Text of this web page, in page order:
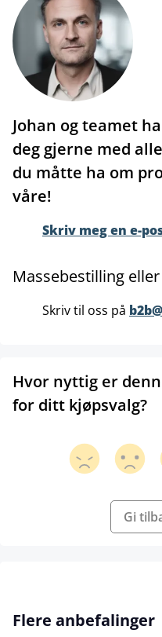
Johan og teamet
deg gjerne med
du måtte ha om
våre!
Skriv meg en e-
Massebestilling
Skriv til oss på
Hvor nyttig er
for ditt kjøpsvalg?
Gi
Hopp over produktgalleri
Flere anbefalinger